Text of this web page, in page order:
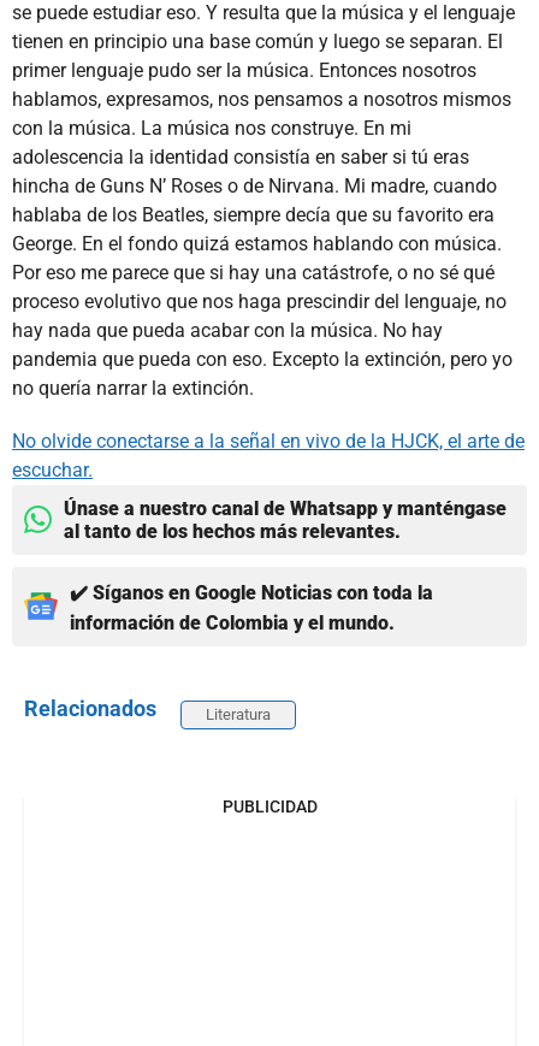
se puede estudiar eso. Y resulta que la música y el lenguaje
tienen en principio una base común y luego se separan. El
primer lenguaje pudo ser la música. Entonces nosotros
hablamos, expresamos, nos pensamos a nosotros mismos
con la música. La música nos construye. En mi
adolescencia la identidad consistía en saber si tú eras
hincha de Guns N’ Roses o de Nirvana. Mi madre, cuando
hablaba de los Beatles, siempre decía que su favorito era
George. En el fondo quizá estamos hablando con música.
Por eso me parece que si hay una catástrofe, o no sé qué
proceso evolutivo que nos haga prescindir del lenguaje, no
hay nada que pueda acabar con la música. No hay
pandemia que pueda con eso. Excepto la extinción, pero yo
no quería narrar la extinción.
No olvide conectarse a la señal en vivo de la HJCK, el arte de
escuchar.
Únase a nuestro canal de Whatsapp y manténgase
al tanto de los hechos más relevantes.
✔️ Síganos en Google Noticias con toda la
información de Colombia y el mundo.
Relacionados Literatura
PUBLICIDAD